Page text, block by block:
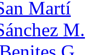
Martí
M.